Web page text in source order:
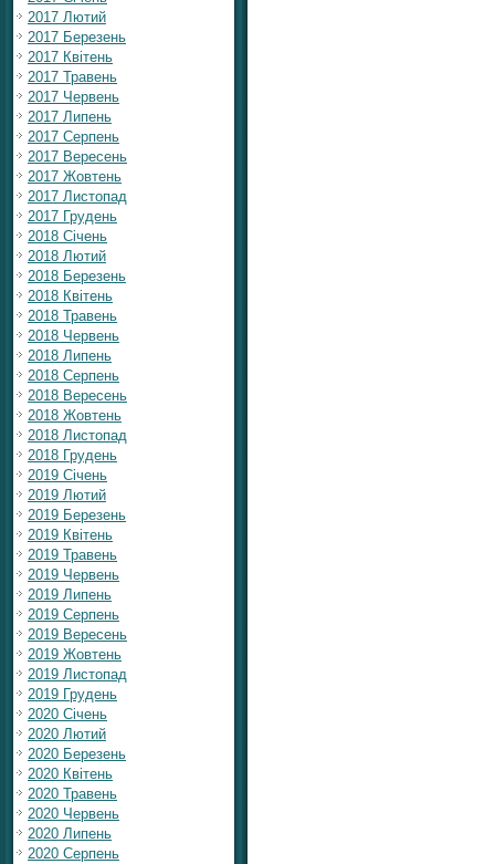
2017 Лютий
2017 Березень
2017 Квітень
2017 Травень
2017 Червень
2017 Липень
2017 Серпень
2017 Вересень
2017 Жовтень
2017 Листопад
2017 Грудень
2018 Січень
2018 Лютий
2018 Березень
2018 Квітень
2018 Травень
2018 Червень
2018 Липень
2018 Серпень
2018 Вересень
2018 Жовтень
2018 Листопад
2018 Грудень
2019 Січень
2019 Лютий
2019 Березень
2019 Квітень
2019 Травень
2019 Червень
2019 Липень
2019 Серпень
2019 Вересень
2019 Жовтень
2019 Листопад
2019 Грудень
2020 Січень
2020 Лютий
2020 Березень
2020 Квітень
2020 Травень
2020 Червень
2020 Липень
2020 Серпень